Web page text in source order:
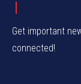
Get important
connected!